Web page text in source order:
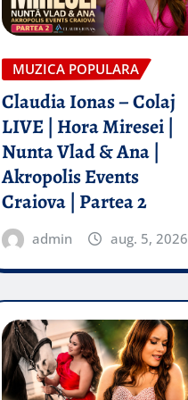
MUZICA POPULARA
Claudia Ionas – Colaj
LIVE | Hora Miresei |
Nunta Vlad & Ana |
Akropolis Events
Craiova | Partea 2
admin aug. 5, 2026